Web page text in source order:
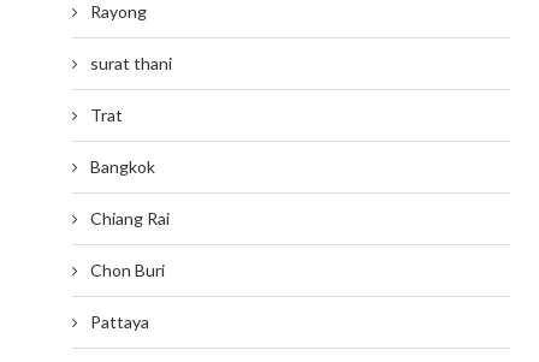
Rayong
surat thani
Trat
Bangkok
Chiang Rai
Chon Buri
Pattaya